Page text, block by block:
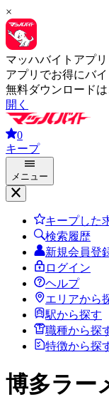
×
マッハバイトアプリ
アプリでお得にバイ
無料ダウンロード
開く
0
キープ
メニュー
キープした
検索履歴
新規会員登
ログイン
ヘルプ
エリアから
駅から探す
職種から探
特徴から探
博多ラ